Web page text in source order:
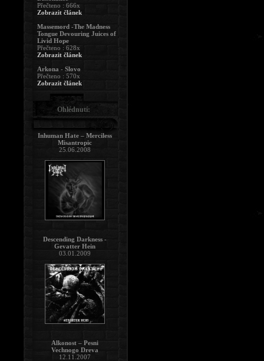
Přečteno : 666x
Zobrazit článek
Massemord -The Madness
Tongue Devouring Juices of
Livid Hope
Přečteno : 628x
Zobrazit článek
Arkona - Slovo
Přečteno : 570x
Zobrazit článek
Ohlédnutí:
Inhuman Hate – Merciless
Misantropic
25.06.2008
Descending Darkness -
Gevatter Hein
03.01.2009
Alkonost – Pesni
Vechnogo Dreva
12.11.2007